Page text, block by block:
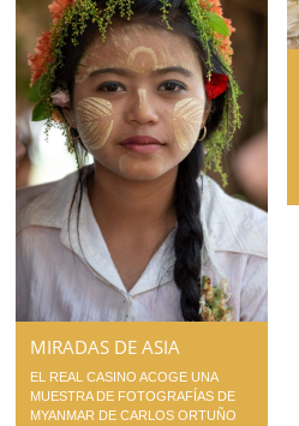
MIRADAS DE ASIA
EL REAL CASINO ACOGE UNA
MUESTRA DE FOTOGRAFÍAS DE
MYANMAR DE CARLOS ORTUÑO